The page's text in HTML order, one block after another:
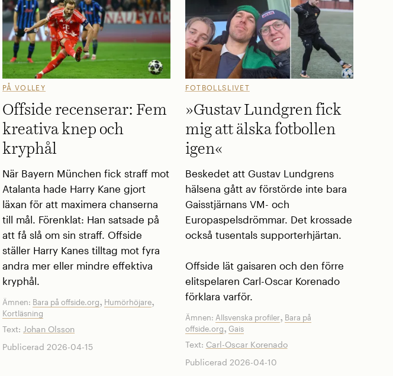
PÅ VOLLEY
Offside recenserar: Fem
kreativa knep och
kryphål
När Bayern München fick straff mot
Atalanta hade Harry Kane gjort
läxan för att maximera chanserna
till mål. Förenklat: Han satsade på
att få slå om sin straff. Offside
ställer Harry Kanes tilltag mot fyra
andra mer eller mindre effektiva
kryphål.
Ämnen: Bara på offside.org, Humörhöjare,
Kortläsning
Text: Johan Olsson
Publicerad 2026-04-15
FOTBOLLSLIVET
»Gustav Lundgren fick
mig att älska fotbollen
igen«
Beskedet att Gustav Lundgrens
hälsena gått av förstörde inte bara
Gaisstjärnans VM- och
Europaspelsdrömmar. Det krossade
också tusentals supporterhjärtan.
Offside lät gaisaren och den förre
elitspelaren Carl-Oscar Korenado
förklara varför.
Ämnen: Allsvenska profiler, Bara på
offside.org, Gais
Text: Carl-Oscar Korenado
Publicerad 2026-04-10